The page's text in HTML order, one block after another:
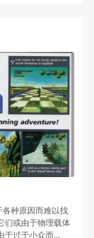
种原因而难以找
们或由于物理载体
于过于小众而...